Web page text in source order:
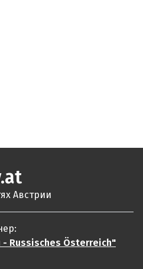
Австрии
- Russisches Österreich"